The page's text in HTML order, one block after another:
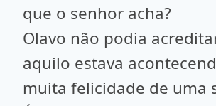
que o senhor acha?
Olavo não podia
aquilo estava
muita felicidade de uma